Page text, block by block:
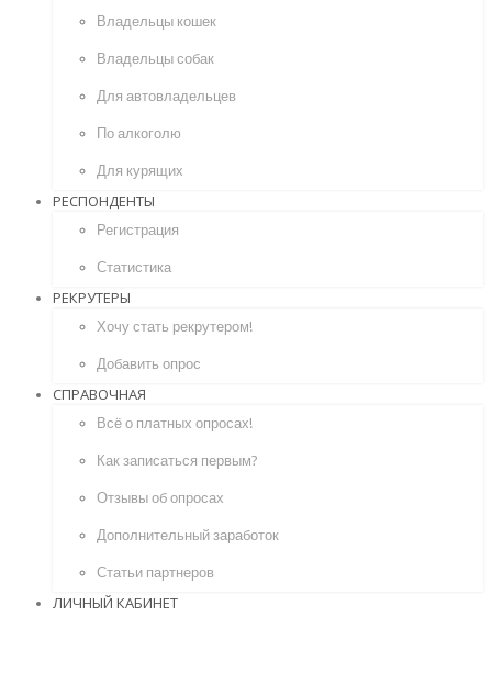
Владельцы кошек
Владельцы собак
Для автовладельцев
По алкоголю
Для курящих
РЕСПОНДЕНТЫ
Регистрация
Статистика
РЕКРУТЕРЫ
Хочу стать рекрутером!
Добавить опрос
СПРАВОЧНАЯ
Всё о платных опросах!
Как записаться первым?
Отзывы об опросах
Дополнительный заработок
Статьи партнеров
ЛИЧНЫЙ КАБИНЕТ